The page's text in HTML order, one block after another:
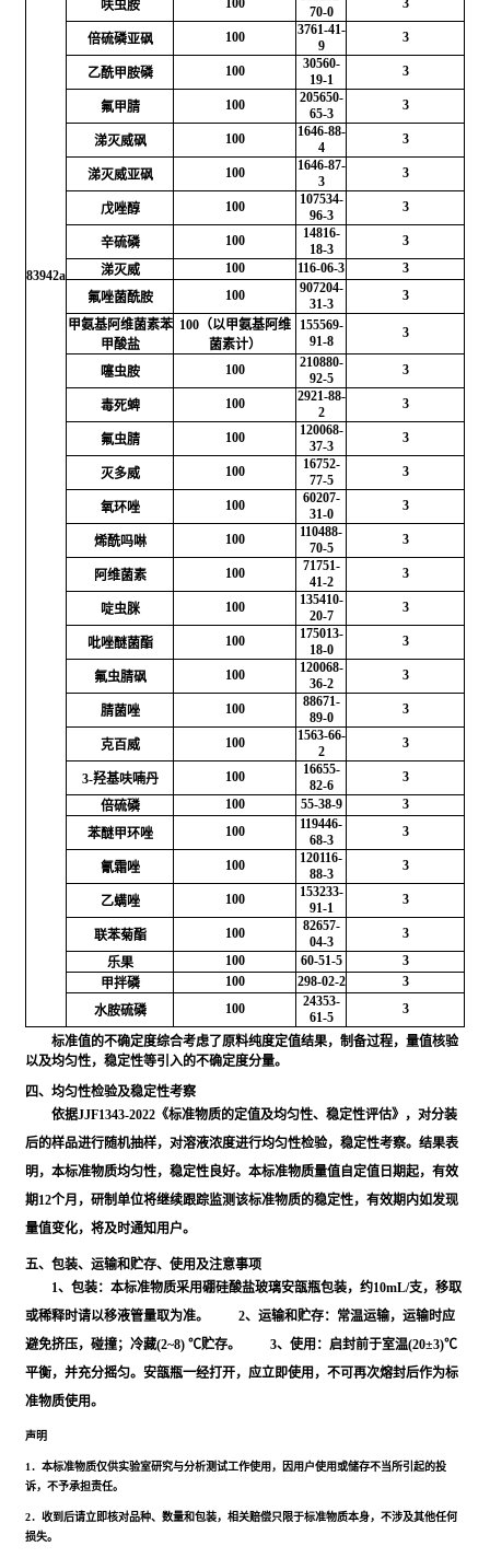
83942a
呋虫胺 100
70-0
3
倍硫磷亚砜 100
3761-41-
9
3
乙酰甲胺磷 100
30560-
19-1
3
氟甲腈 100
205650-
65-3
3
涕灭威砜 100
1646-88-
4
3
涕灭威亚砜 100
1646-87-
3
3
戊唑醇 100
107534-
96-3
3
辛硫磷 100
14816-
18-3
3
涕灭威
100 116-06-3
3
氟唑菌酰胺
100
907204-
31-3
3
甲氨基阿维菌素苯
甲酸盐
100（以甲氨基阿维
菌素计）
155569-
91-8
3
噻虫胺 100
210880-
92-5
3
毒死蜱 100
2921-88-
2
3
氟虫腈 100
120068-
37-3
3
灭多威 100
16752-
77-5
3
氧环唑 100
60207-
31-0
3
烯酰吗啉 100
110488-
70-5
3
阿维菌素 100
71751-
41-2
3
啶虫脒 100
135410-
20-7
3
吡唑醚菌酯 100
175013-
18-0
3
氟虫腈砜 100
120068-
36-2
3
腈菌唑 100
88671-
89-0
3
克百威 100
1563-66-
2
3
3-羟基呋喃丹 100
16655-
82-6
3
倍硫磷
100 55-38-9
3
苯醚甲环唑
100
119446-
68-3
3
氰霜唑 100
120116-
88-3
3
乙螨唑 100
153233-
91-1
3
联苯菊酯 100
82657-
04-3
3
乐果
100 60-51-5
3
甲拌磷
100 298-02-2
3
水胺硫磷
100
24353-
61-5
3
标准值的不确定度综合考虑了原料纯度定值结果，制备过程，量值核验
以及均匀性，稳定性等引入的不确定度分量。
四、均匀性检验及稳定性考察
依据JJF1343-2022《标准物质的定值及均匀性、稳定性评估》，对分装
后的样品进行随机抽样，对溶液浓度进行均匀性检验，稳定性考察。结果表
明，本标准物质均匀性，稳定性良好。本标准物质量值自定值日期起，有效
期12个月，研制单位将继续跟踪监测该标准物质的稳定性，有效期内如发现
量值变化，将及时通知用户。
五、包装、运输和贮存、使用及注意事项
1、包装：本标准物质采用硼硅酸盐玻璃安瓿瓶包装，约10mL/支，移取
或稀释时请以移液管量取为准。 2、运输和贮存：常温运输，运输时应
避免挤压，碰撞；冷藏(2~8) ℃贮存。 3、使用：启封前于室温(20±3)℃
平衡，并充分摇匀。安瓿瓶一经打开，应立即使用，不可再次熔封后作为标
准物质使用。
声明
1．本标准物质仅供实验室研究与分析测试工作使用，因用户使用或储存不当所引起的投
诉，不予承担责任。
2．收到后请立即核对品种、数量和包装，相关赔偿只限于标准物质本身，不涉及其他任何
损失。